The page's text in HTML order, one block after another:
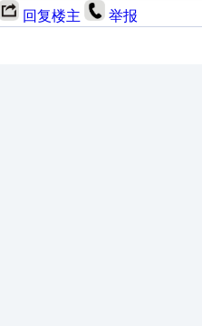
回复楼主 举报